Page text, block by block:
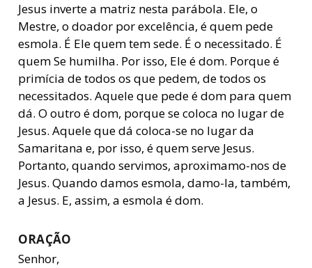
Jesus inverte a matriz nesta parábola. Ele, o
Mestre, o doador por excelência, é quem pede
esmola. É Ele quem tem sede. É o necessitado. É
quem Se humilha. Por isso, Ele é dom. Porque é
primícia de todos os que pedem, de todos os
necessitados. Aquele que pede é dom para quem
dá. O outro é dom, porque se coloca no lugar de
Jesus. Aquele que dá coloca-se no lugar da
Samaritana e, por isso, é quem serve Jesus.
Portanto, quando servimos, aproximamo-nos de
Jesus. Quando damos esmola, damo-la, também,
a Jesus. E, assim, a esmola é dom.
ORAÇÃO
Senhor,